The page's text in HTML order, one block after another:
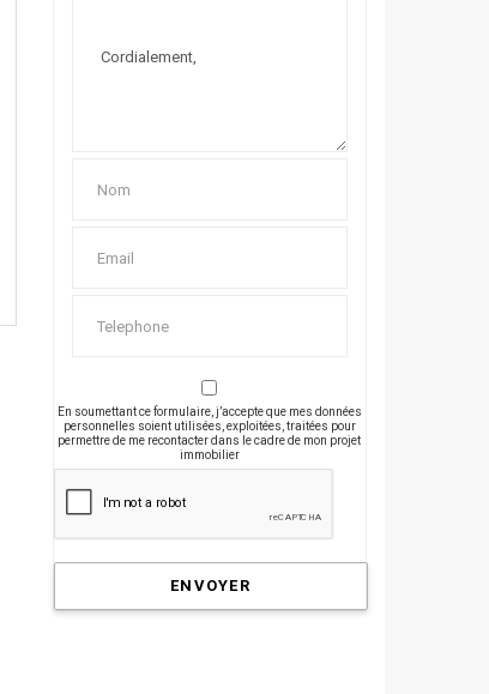
En soumettant ce formulaire, j’accepte que mes données
personnelles soient utilisées, exploitées, traitées pour
permettre de me recontacter dans le cadre de mon projet
immobilier
ENVOYER